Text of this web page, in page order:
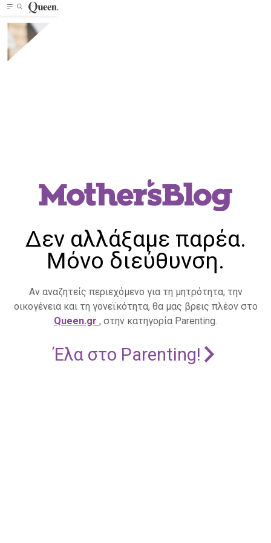
Δεν αλλάξαμε παρέα.
Μόνο διεύθυνση.
Αν αναζητείς περιεχόμενο για τη μητρότητα, την
οικογένεια και τη γονεϊκότητα, θα μας βρεις πλέον στο
Queen.gr , στην κατηγορία Parenting.
Έλα στο Parenting!